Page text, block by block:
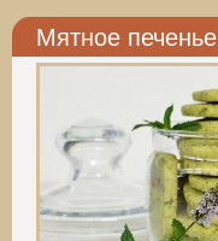
Мятное печенье